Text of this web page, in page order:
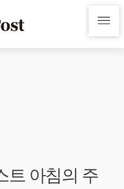
트 아침의 주